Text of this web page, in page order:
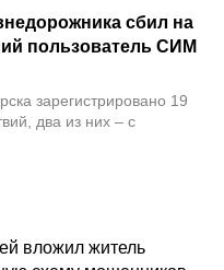
сбил на
пользователь СИМ
зарегистрировано 19
два из них – с